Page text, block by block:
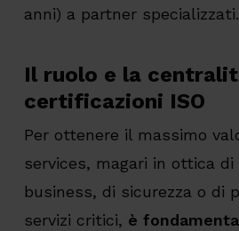
anni) a partner specializzati.
Il ruolo e la
certificazioni ISO
Per ottenere il massimo
services, magari in ottica
business, di sicurezza o di
servizi critici, è